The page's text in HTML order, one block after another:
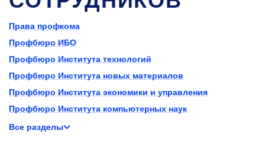
Права профкома
Профбюро ИБО
Профбюро Института технологий
Профбюро Института новых материалов
Профбюро Института экономики и управления
Профбюро Института компьютерных наук
Все разделы